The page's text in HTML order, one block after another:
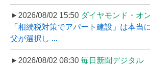
►2026/08/02 15:50 ダイヤモンド・オ
「相続税対策でアパート建設」は本
父が選択し ...
►2026/08/02 08:30 毎日新聞デジタル